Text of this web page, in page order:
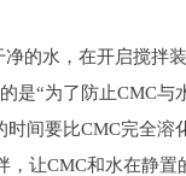
的水，在开启搅拌
是“为了防止CMC与
间要比CMC完全溶
让CMC和水在静置